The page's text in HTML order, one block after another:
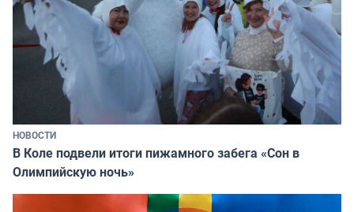
НОВОСТИ
В Коле подвели итоги пижамного забега «Сон в
Олимпийскую ночь»